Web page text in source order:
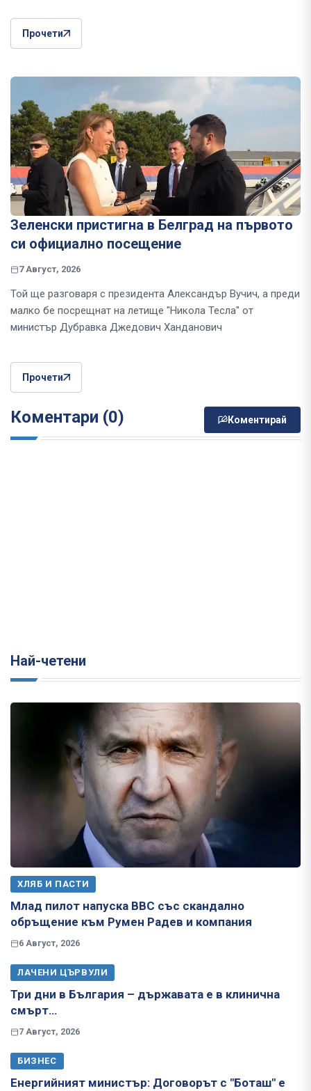
Прочети
Зеленски пристигна в Белград на първото
си официално посещение
7 Август, 2026
Той ще разговаря с президента Александър Вучич, а преди
малко бе посрещнат на летище "Никола Тесла" от
министър Дубравка Джедович Ханданович
Прочети
Коментари (0) Коментирай
Най-четени
ХЛЯБ И ПАСТИ
Млад пилот напуска ВВС със скандално
обръщение към Румен Радев и компания
6 Август, 2026
ЛАЧЕНИ ЦЪРВУЛИ
Три дни в България – държавата е в клинична
смърт…
7 Август, 2026
БИЗНЕС
Енергийният министър: Договорът с "Боташ" е